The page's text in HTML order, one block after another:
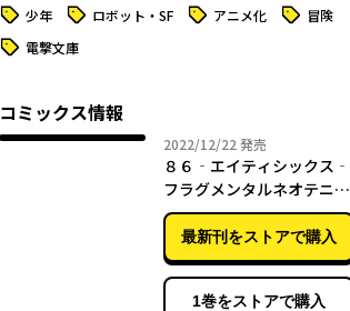
タグ 少年 タグ ロボット・SF タグ アニメ化 タグ 冒険
タグ 電撃文庫
コミックス情報
2022/12/22 2022年12月22日
発売
８６‐エイティシックス‐
フラグメンタルネオテニー
３
最新刊をストアで購入
1巻をストアで購入